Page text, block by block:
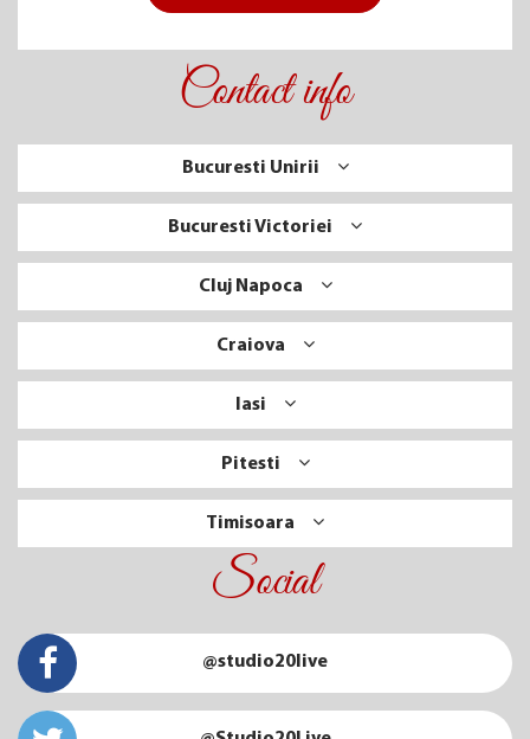
Contact info
Bucuresti Unirii
Bucuresti Victoriei
Cluj Napoca
Craiova
Iasi
Pitesti
Timisoara
Social
@studio20live